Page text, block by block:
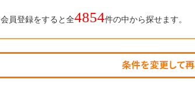
会員登録をすると全4854件の中から探せます。